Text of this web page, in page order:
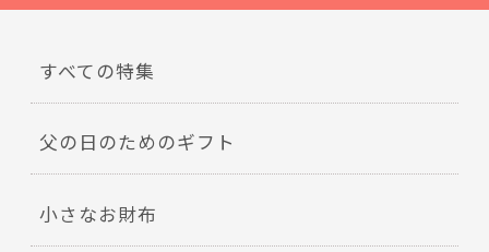
すべての特集
父の日のためのギフト
小さなお財布